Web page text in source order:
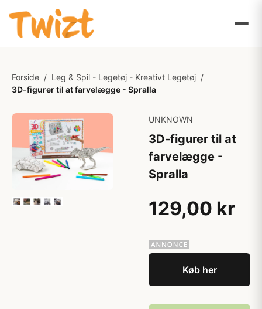
Forside / Leg & Spil - Legetøj - Kreativt Legetøj /
3D-figurer til at farvelægge - Spralla
UNKNOWN
3D-figurer til at
farvelægge -
Spralla
129,00 kr
Køb her